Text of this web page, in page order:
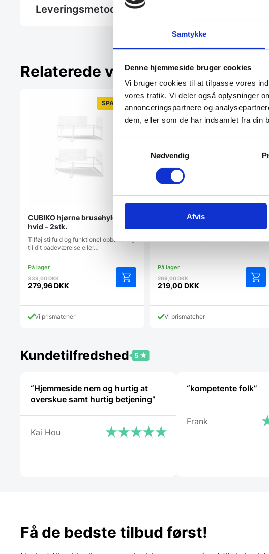
Samtykke
Denne hjemmeside bruger cookies
Vi bruger cookies til at tilpasse vores
vores trafik. Vi deler også oplysninger
annonceringspartnere og
dem, eller som de har indsamlet fra din
Nødvendig
Afvis
Leveringsmetode
Relaterede varer
SPAR 17%
CUBIKO hjørne brusehylde,
hvid – 2stk.
Tilføj stilfuld og funktionel opbevaring
til dit badeværelse eller…
339,00DKKDen
oprindelige
var:
339,00 DKK.
279,96DKK
aktuelle
pris
er:Vi prismatcher
Opbevaring – Bellwood Caddy
Organiser dine daglige ting med
269,00DKKDen
oprindelige
var:
269,00 DKK.
219,00DKK
aktuelle
pris
er:Vi prismatcher
Kundetilfredshed
“Hjemmeside nem og hurtig at
overskue samt hurtig betjening”
Kai Hou
“kompetente folk”
Frank
Få de bedste tilbud først!